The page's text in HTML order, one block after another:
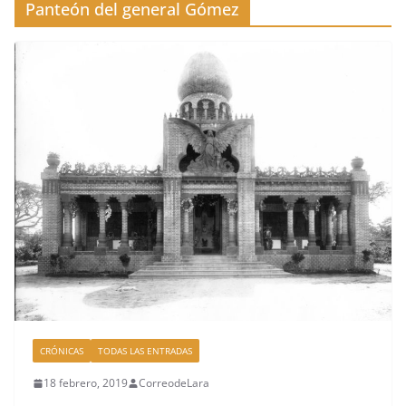
Panteón del general Gómez
CRÓNICAS TODAS LAS ENTRADAS
18 febrero, 2019 CorreodeLara